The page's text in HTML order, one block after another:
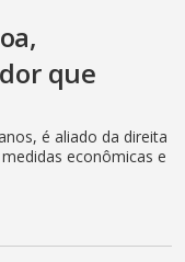
que
é aliado da direita
econômicas e